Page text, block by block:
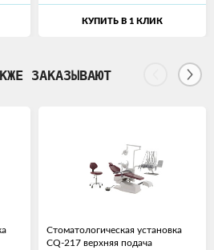
КУПИТЬ В 1 КЛИК
ЗАКАЗЫВАЮТ
Стоматологическая установка
CQ-217 верхняя подача